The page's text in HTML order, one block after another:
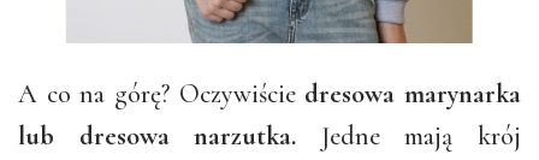
A co na górę? Oczywiście dresowa marynarka
lub dresowa narzutka. Jedne mają krój